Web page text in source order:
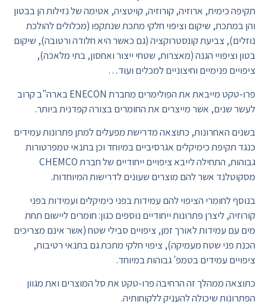
תקיפה כימית, ארוזיה, קורוזיה, קויטציה, אטימה של נזילות הן בבטון
והן במתכת, שיקום וציפוי חלקי מתכת שנתקפו (מכלולים להולכת
נוזלים), צביעת קונסטרוקציה (גם כאשר היא חלודה ורטובה), שיקום
בטון וציפויי הגנה (מאצרות, שטחי ייצור ואחסון, בתי מלאכה),
ציפויים פנימיים וחיצוניים למכלים ועוד…
פרו-טקט מייבאת את הפולימרים מחברת ENECON בארה"ב קרוב
לעשר שנים, אשר מייצרים את החומרים בצורה קפדנית ביותר.
בשנים האחרונות, כתוצאה מדרישת מפעלים למתן פתרונות עמידים
כנגד תקיפת כימיקלים אגרסיביים במיוחד וכן בתנאי טמפרטורות
גבוהות, התחילה לייבא ציפויים ייחודיים של חברת CHEMCO
מסקוטלנד אשר להם מוצרים שעונים לדרישות המיוחדות.
בנוסף לחומרי הציפוי להם עמידות בפני כימיקלים ועמידות בפני
קורוזיה, ליצרן פתרונות ייחודיים נוספים כגון: חומרים ליישום תחת
מים עם עמידות לאורך זמן, ציפויים סבילי שטח (אשר אינם מצריכים
הכנת פני שטח מעמיקה), ציפוי חלקי מתכת גם בתנאי רטיבות,
ציפויים עמידים בטמפ' גבוהות במיוחד.
כתוצאה ממהלך זה הרחיבה פרו-טקט את סל המוצרים ואת מגוון
הפתרונות שיכולה להעניק ללקוחותיה.